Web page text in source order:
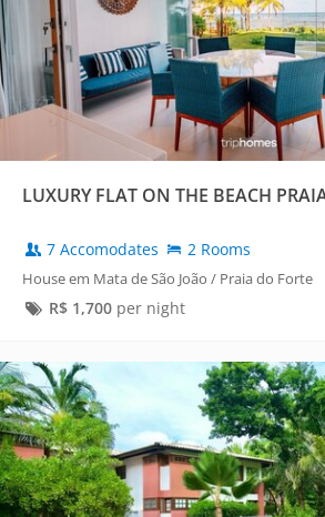
LUXURY FLAT ON THE BEACH
7 Accomodates 2 Rooms
House em Mata de São João / Praia do Forte
R$ 1,700per night